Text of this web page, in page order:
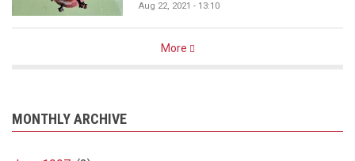
Aug 22, 2021 - 13:10
More
MONTHLY ARCHIVE